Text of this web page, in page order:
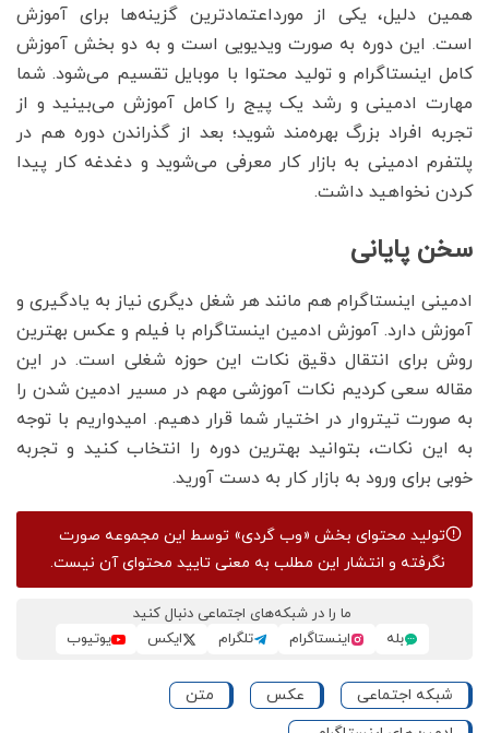
همین دلیل، یکی از مورداعتمادترین گزینه‌ها برای آموزش
است. این دوره به صورت ویدیویی است و به دو بخش آموزش
کامل اینستاگرام و تولید محتوا با موبایل تقسیم می‌شود. شما
مهارت ادمینی و رشد یک پیج را کامل آموزش می‌بینید و از
تجربه افراد بزرگ بهره‌مند شوید؛ بعد از گذراندن دوره هم در
پلتفرم ادمینی به بازار کار معرفی می‌شوید و دغدغه کار پیدا
کردن نخواهید داشت.
سخن پایانی
ادمینی اینستاگرام هم مانند هر شغل دیگری نیاز به یادگیری و
آموزش دارد. آموزش ادمین اینستاگرام با فیلم و عکس بهترین
روش برای انتقال دقیق نکات این حوزه شغلی است. در این
مقاله سعی کردیم نکات آموزشی مهم در مسیر ادمین شدن را
به صورت تیتروار در اختیار شما قرار دهیم. امیدواریم با توجه
به این نکات، بتوانید بهترین دوره را انتخاب کنید و تجربه
خوبی برای ورود به بازار کار به دست آورید.
تولید محتوای بخش «وب گردی» توسط این مجموعه صورت
نگرفته و انتشار این مطلب به معنی تایید محتوای آن نیست.
ما را در شبکه‌های اجتماعی دنبال کنید
بله
اینستاگرام تلگرام ایکس یوتیوب
شبکه اجتماعی عکس
متن